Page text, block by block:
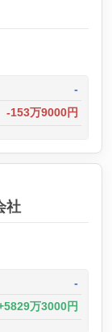
-
-153万9000円
社
-
5829万3000円